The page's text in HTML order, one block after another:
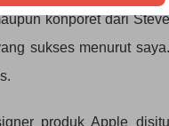
konporet dari Steve
sukses menurut saya.
produk Apple disitu